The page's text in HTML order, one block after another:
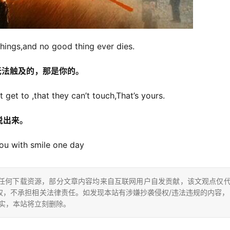
no good thing ever dies.
触及的，那是你的。
to ,that they can’t touch,That’s yours.
来。
with smile one day
下载资源，部分文章内容均来自互联网用户自发贡献，该文观点仅
不承担相关法律责任。如发现本站有涉嫌抄袭侵权/违法违规的内容
本站将立刻删除。